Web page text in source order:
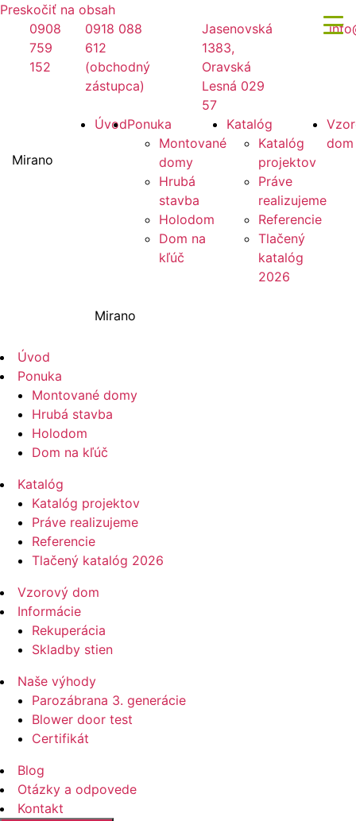
Preskočiť na obsah
0908
759
152
0918 088
612
(obchodný
zástupca)
Jasenovská
1383,
Oravská
Lesná 029
57
Mirano
ÚvodPonuka
Montované
domy
Hrubá
stavba
Holodom
Dom na
kľúč
Katalóg
Katalóg
projektov
Práve
realizujeme
Referencie
Tlačený
katalóg
2026
dom
Mirano
Úvod
Ponuka
Montované domy
Hrubá stavba
Holodom
Dom na kľúč
Katalóg
Katalóg projektov
Práve realizujeme
Referencie
Tlačený katalóg 2026
Vzorový dom
Informácie
Rekuperácia
Skladby stien
Naše výhody
Parozábrana 3. generácie
Blower door test
Certifikát
Blog
Otázky a odpovede
Kontakt